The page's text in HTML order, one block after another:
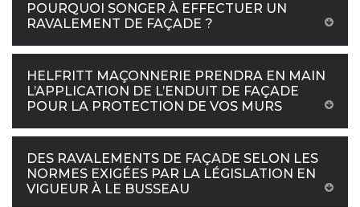
POURQUOI SONGER À EFFECTUER UN
RAVALEMENT DE FAÇADE ?
HELFRITT MAÇONNERIE PRENDRA EN MAIN
L’APPLICATION DE L’ENDUIT DE FAÇADE
POUR LA PROTECTION DE VOS MURS
DES RAVALEMENTS DE FAÇADE SELON LES
NORMES EXIGÉES PAR LA LÉGISLATION EN
VIGUEUR À LE BUSSEAU